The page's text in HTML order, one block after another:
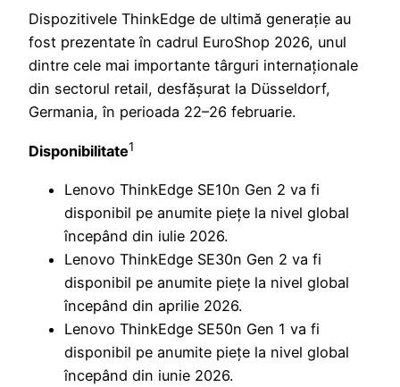
Dispozitivele ThinkEdge de ultimă generație au
fost prezentate în cadrul EuroShop 2026, unul
dintre cele mai importante târguri internaționale
din sectorul retail, desfășurat la Düsseldorf,
Germania, în perioada 22–26 februarie.
Disponibilitate1
Lenovo ThinkEdge SE10n Gen 2 va fi
disponibil pe anumite piețe la nivel global
începând din iulie 2026.
Lenovo ThinkEdge SE30n Gen 2 va fi
disponibil pe anumite piețe la nivel global
începând din aprilie 2026.
Lenovo ThinkEdge SE50n Gen 1 va fi
disponibil pe anumite piețe la nivel global
începând din iunie 2026.